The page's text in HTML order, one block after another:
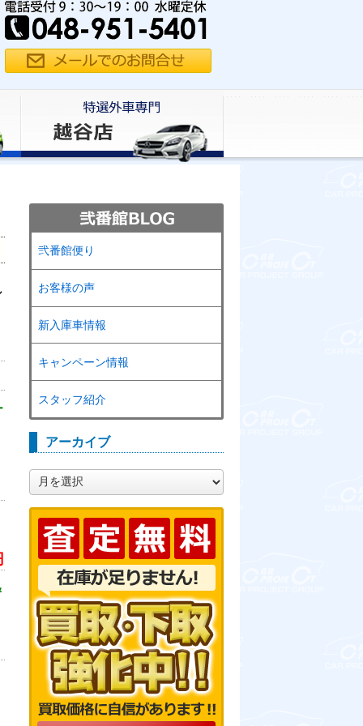
弐番館便り
お客様の声
新入庫車情報
キャンペーン情報
スタッフ紹介
アーカイブ
ー
カ